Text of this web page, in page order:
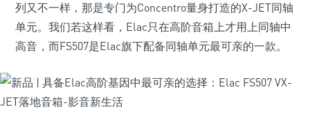
列又不一样，那是专门为Concentro量身打造的X-JET同轴
单元。我们若这样看，Elac只在高阶音箱上才用上同轴中
高音，而FS507是Elac旗下配备同轴单元最可亲的一款。